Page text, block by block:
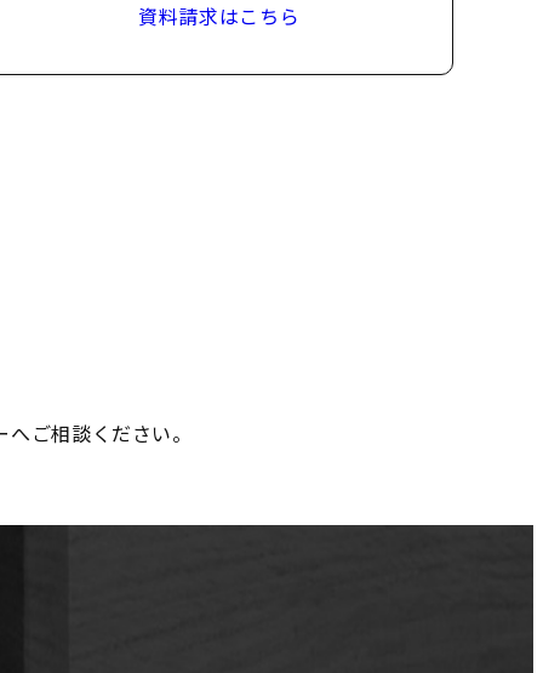
資料請求はこちら
ご相談ください。